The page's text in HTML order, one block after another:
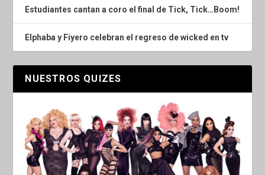
Estudiantes cantan a coro el final de Tick, Tick…Boom!
Elphaba y Fiyero celebran el regreso de wicked en tv
NUESTROS QUIZES